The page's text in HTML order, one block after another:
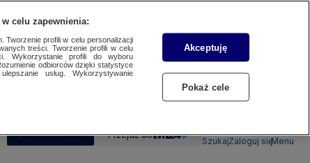
SUBSKRYBUJ Przejdź do
SzukajZaloguj sięMenu
celu zapewnienia:
Tworzenie profili w celu personalizacji
treści. Tworzenie profili w celu
Wykorzystanie profili do wyboru
odbiorców dzięki statystyce
usług. Wykorzystywanie
Akceptuję
Pokaż cele